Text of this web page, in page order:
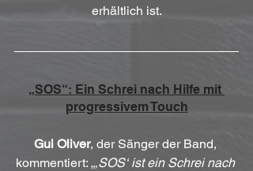
erhältlich ist.
„SOS“: Ein Schrei nach Hilfe mit
progressivem Touch
Gui Oliver, der Sänger der Band,
kommentiert: „‚SOS‘ ist ein Schrei nach